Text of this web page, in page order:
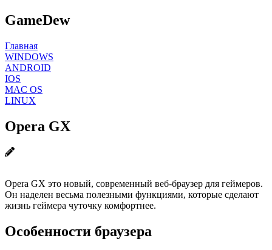
GameDew
Главная
WINDOWS
ANDROID
IOS
MAC OS
LINUX
Opera GX
Opera GX это новый, современный веб-браузер для геймеров.
Он наделен весьма полезными функциями, которые сделают
жизнь геймера чуточку комфортнее.
Особенности браузера